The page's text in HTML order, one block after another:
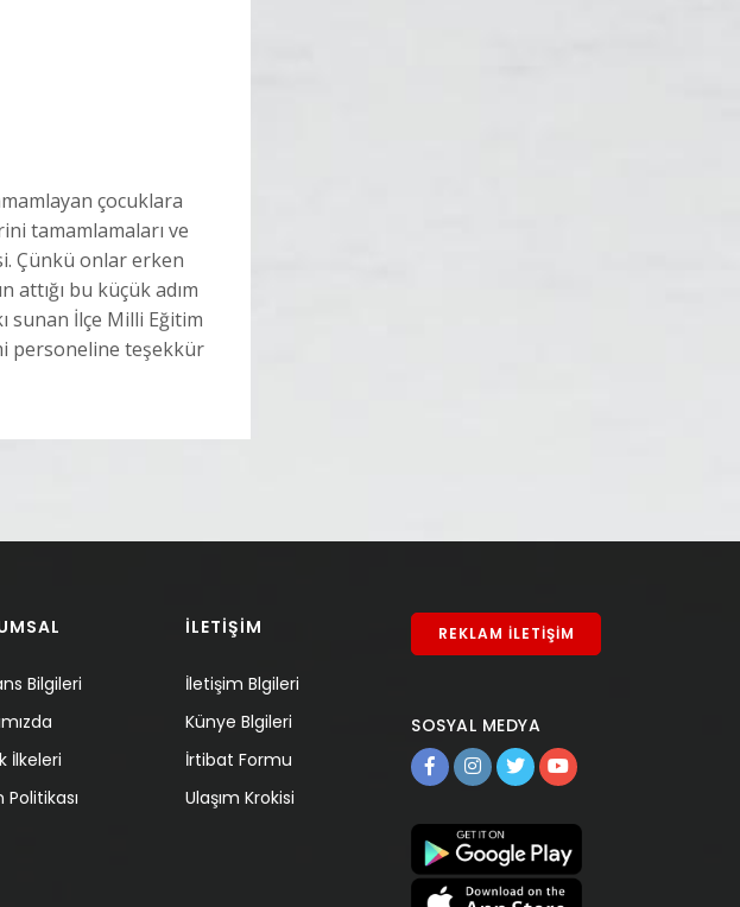
çocuklara
tamamlamaları ve
Çünkü onlar erken
attığı bu küçük adım
sunan İlçe Milli Eğitim
personeline teşekkür
Bilgileri
İlkeleri
Politikası
İLETİŞİM
İletişim Blgileri
Künye Blgileri
İrtibat Formu
Ulaşım Krokisi
REKLAM İLETİŞİM
SOSYAL MEDYA